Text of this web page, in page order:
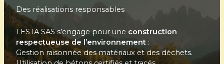
Des réalisations responsables
FESTA SAS s’engage pour une construction
respectueuse de l’environnement:
Gestion raisonnée des matériaux et des déchets.